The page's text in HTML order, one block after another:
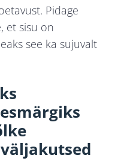
Pidage
et sisu on
see ka sujuvalt